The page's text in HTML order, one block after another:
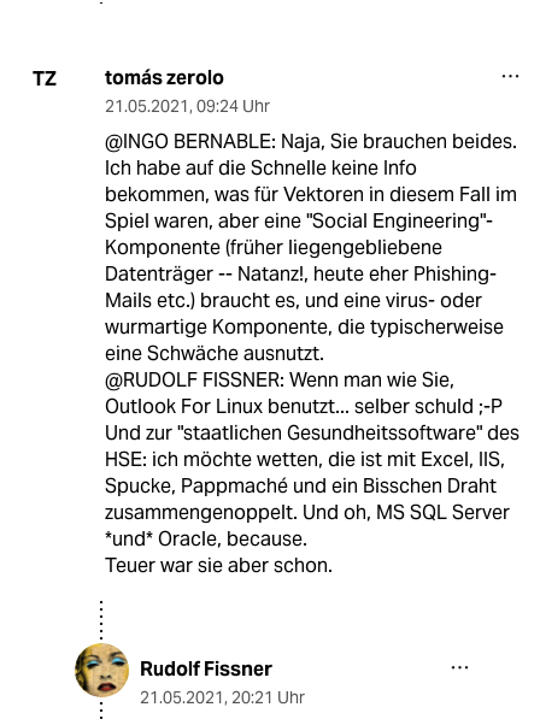
TZ tomás zerolo
21.05.2021, 09:24 Uhr
@INGO BERNABLE: Naja, Sie brauchen beides.
Ich habe auf die Schnelle keine Info
bekommen, was für Vektoren in diesem Fall im
Spiel waren, aber eine "Social Engineering"-
Komponente (früher liegengebliebene
Datenträger -- Natanz!, heute eher Phishing-
Mails etc.) braucht es, und eine virus- oder
wurmartige Komponente, die typischerweise
eine Schwäche ausnutzt.
@RUDOLF FISSNER: Wenn man wie Sie,
Outlook For Linux benutzt... selber schuld ;-P
Und zur "staatlichen Gesundheitssoftware" des
HSE: ich möchte wetten, die ist mit Excel, IIS,
Spucke, Pappmaché und ein Bisschen Draht
zusammengenoppelt. Und oh, MS SQL Server
*und* Oracle, because.
Teuer war sie aber schon.
Rudolf Fissner
21.05.2021, 20:21 Uhr